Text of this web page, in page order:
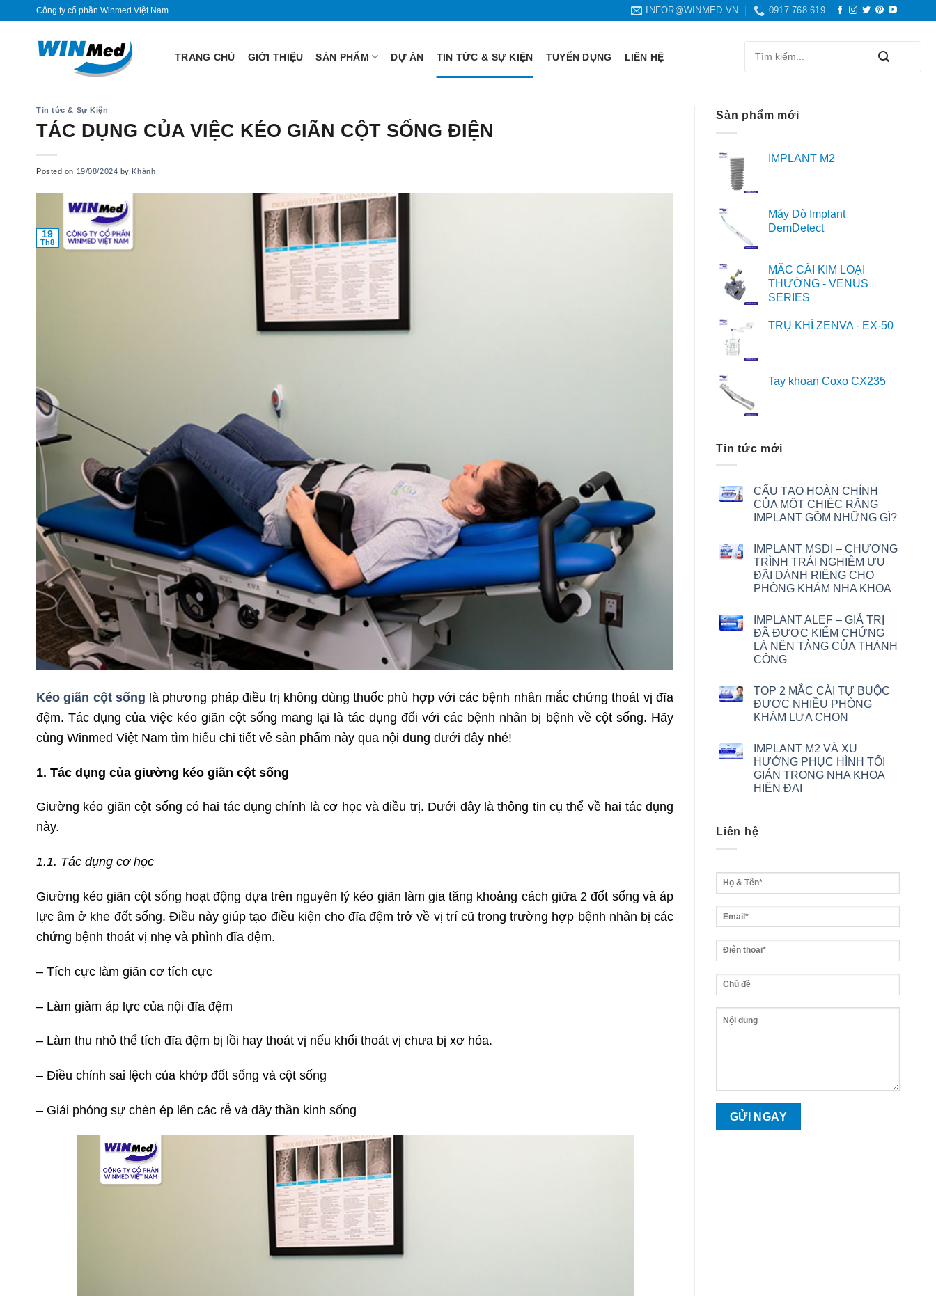
Công ty cổ phần Winmed Việt Nam INFOR@WINMED.VN 0917 768 619
TRANG CHỦ GIỚI THIỆU SẢN PHẨM DỰ ÁN TIN TỨC & SỰ KIỆN TUYỂN DỤNG LIÊN HỆ
Tin tức & Sự Kiện
TÁC DỤNG CỦA VIỆC KÉO GIÃN CỘT SỐNG ĐIỆN
Posted on 19/08/2024 by Khánh
19
Th8
Kéo giãn cột sống là phương pháp điều trị không dùng thuốc phù hợp với các bệnh nhân mắc chứng thoát vị đĩa
đệm. Tác dụng của việc kéo giãn cột sống mang lại là tác dụng đối với các bệnh nhân bị bệnh về cột sống. Hãy
cùng Winmed Việt Nam tìm hiểu chi tiết về sản phẩm này qua nội dung dưới đây nhé!
1. Tác dụng của giường kéo giãn cột sống
Giường kéo giãn cột sống có hai tác dụng chính là cơ học và điều trị. Dưới đây là thông tin cụ thể về hai tác dụng
này.
1.1. Tác dụng cơ học
Giường kéo giãn cột sống hoạt động dựa trên nguyên lý kéo giãn làm gia tăng khoảng cách giữa 2 đốt sống và áp
lực âm ở khe đốt sống. Điều này giúp tạo điều kiện cho đĩa đệm trở về vị trí cũ trong trường hợp bệnh nhân bị các
chứng bệnh thoát vị nhẹ và phình đĩa đệm.
– Tích cực làm giãn cơ tích cực
– Làm giảm áp lực của nội đĩa đệm
– Làm thu nhỏ thể tích đĩa đệm bị lồi hay thoát vị nếu khối thoát vị chưa bị xơ hóa.
– Điều chỉnh sai lệch của khớp đốt sống và cột sống
– Giải phóng sự chèn ép lên các rễ và dây thần kinh sống
Sản phẩm mới
IMPLANT M2
Máy Dò Implant
DemDetect
MẮC CÀI KIM LOẠI
THƯỜNG - VENUS
SERIES
TRỤ KHÍ ZENVA - EX-50
Tay khoan Coxo CX235
Tin tức mới
CẤU TẠO HOÀN CHỈNH
CỦA MỘT CHIẾC RĂNG
IMPLANT GỒM NHỮNG GÌ?
IMPLANT MSDI – CHƯƠNG
TRÌNH TRẢI NGHIỆM ƯU
ĐÃI DÀNH RIÊNG CHO
PHÒNG KHÁM NHA KHOA
IMPLANT ALEF – GIÁ TRỊ
ĐÃ ĐƯỢC KIỂM CHỨNG
LÀ NỀN TẢNG CỦA THÀNH
CÔNG
TOP 2 MẮC CÀI TỰ BUỘC
ĐƯỢC NHIỀU PHÒNG
KHÁM LỰA CHỌN
IMPLANT M2 VÀ XU
HƯỚNG PHỤC HÌNH TỐI
GIẢN TRONG NHA KHOA
HIỆN ĐẠI
Liên hệ